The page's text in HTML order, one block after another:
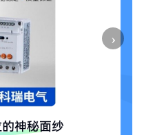
›